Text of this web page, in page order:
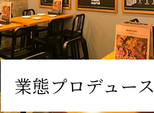
業態プロデュース